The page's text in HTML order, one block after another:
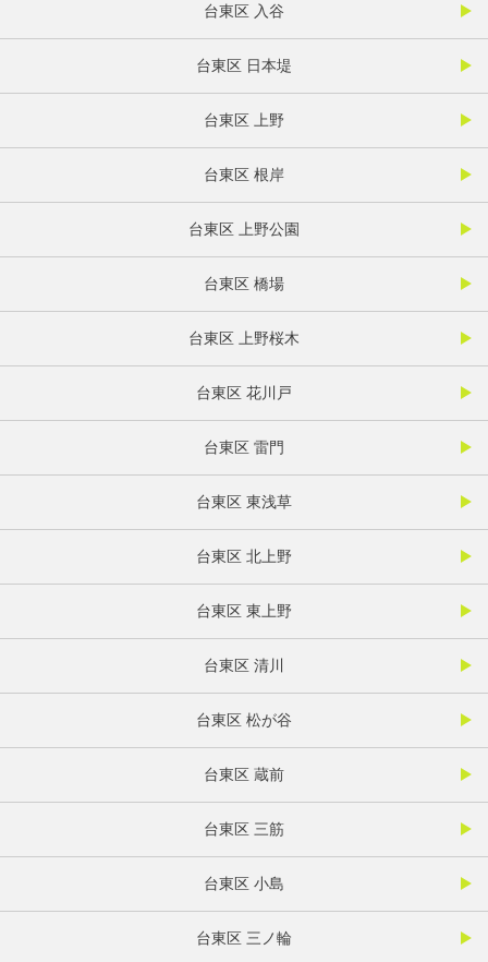
台東区 入谷
台東区 日本堤
台東区 上野
台東区 根岸
台東区 上野公園
台東区 橋場
台東区 上野桜木
台東区 花川戸
台東区 雷門
台東区 東浅草
台東区 北上野
台東区 東上野
台東区 清川
台東区 松が谷
台東区 蔵前
台東区 三筋
台東区 小島
台東区 三ノ輪